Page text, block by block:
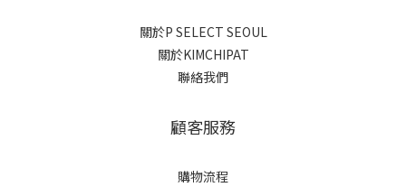
關於P SELECT SEOUL
關於KIMCHIPAT
聯絡我們
顧客服務
購物流程